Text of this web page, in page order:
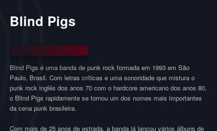
Blind Pigs
Blind Pigs é uma banda de punk rock formada em 1993 em São
Paulo, Brasil. Com letras críticas e uma sonoridade que mistura o
punk rock inglês dos anos 70 com o hardcore americano dos anos 80,
o Blind Pigs rapidamente se tornou um dos nomes mais importantes
da cena punk brasileira.
Com mais de 25 anos de estrada, a banda já lançou vários álbuns de